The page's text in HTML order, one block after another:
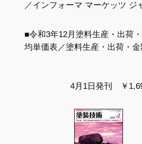
／インフォーマ マーケッツ ジ
■令和3年12月塗料生産・出荷
均単価表／塗料生産・出荷・
4月1日発刊 ￥